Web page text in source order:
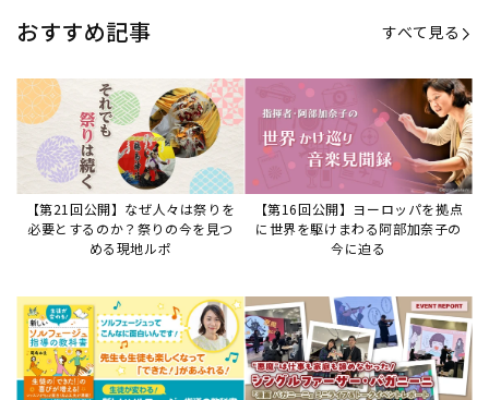
おすすめ記事 すべて見る
【第21回公開】なぜ人々は祭りを
必要とするのか？祭りの今を見つ
める現地ルポ
【第16回公開】ヨーロッパを拠点
に世界を駆けまわる阿部加奈子の
今に迫る